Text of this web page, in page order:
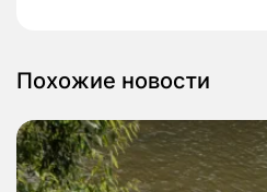
Похожие новости